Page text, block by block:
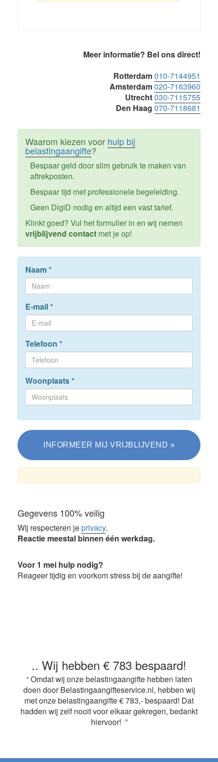
Meer informatie? Bel ons direct!
Rotterdam010-7144951
Amsterdam020-7163960
Utrecht030-7115755
Den Haag 070-7118681
Waarom kiezen voor hulp bij
belastingaangifte?
Bespaar geld door slim gebruik te maken van
aftrekposten.
Bespaar tijd met professionele begeleiding.
Geen DigiD nodig en altijd een vast tarief.
Klinkt goed? Vul het formulier in en wij nemen
vrijblijvend contactmet je op!
Naam*
E-mail*
Telefoon *
Woonplaats*
Gegevens 100% veilig
Wij respecteren jeprivacy.
Reactie meestal binnen één werkdag.
Voor 1 mei hulp nodig?
Reageer tijdig en voorkom stress bij de aangifte!
.. Wij hebben € 783 bespaard!
“ Omdat wij onze belastingaangifte hebben laten
doen door Belastingaangifteservice.nl, hebben wij
met onze belastingaangifte € 783,- bespaard! Dat
hadden wij zelf nooit voor elkaar gekregen, bedankt
hiervoor! ”